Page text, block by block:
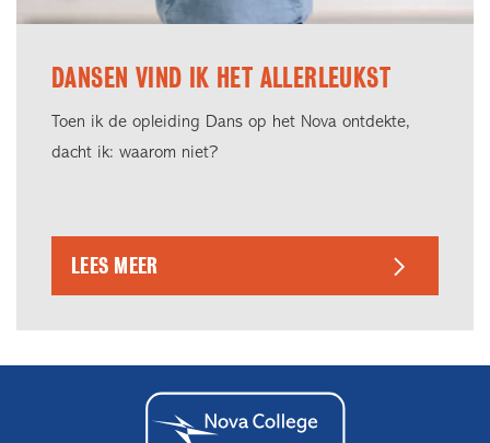
DANSEN VIND IK HET ALLERLEUKST
Toen ik de opleiding Dans op het Nova ontdekte,
dacht ik: waarom niet?
LEES MEER